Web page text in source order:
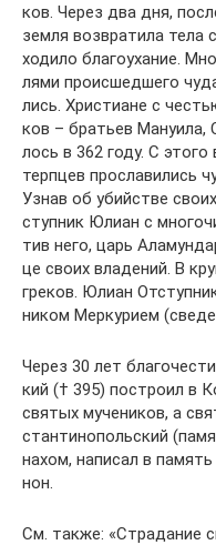
ков. Через два дня,
зем­ля воз­вра­ти­ла
хо­ди­ло бла­го­уха­ние.
ля­ми про­ис­шед­ше­го
лись. Хри­сти­ане с
ков – бра­тьев
лось в 362 го­ду. С
терп­цев про­сла­ви­лись
Узнав об убий­стве
ступ­ник Юли­ан с
тив него, царь
це сво­их вла­де­ний. В
гре­ков. Юли­ан
ни­ком Мер­ку­ри­ем
Через 30 лет
кий († 395) по­стро­ил в
свя­тых му­че­ни­ков, а
стан­ти­но­поль­ский
на­хом, на­пи­сал в
нон.
См. так­же: «Стра­да­ние